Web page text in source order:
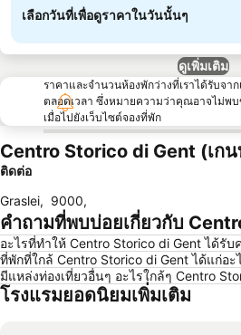
เลือกวันที่เพื่อดูราคาในวันนั้นๆ
ดูเพิ่มเติม
ราคาและจำนวนห้องพักว่างที่เราได้รับจา
ตลอดเวลา ซึ่งหมายความว่าคุณอาจไม่พ
เมื่อไปยังเว็บไซต์จองที่พัก
Centro Storico di Gent (เกน
ติดต่อ
Graslei, 9000,
คำถามที่พบบ่อยเกี่ยวกับ
อะไรที่ทำให้ Centro Storico di Gent ได้รั
ที่พักที่ใกล้ Centro Storico di Gent ได้แก่อะ
มีแหล่งท่องเที่ยวอื่นๆ อะไรใกล้ๆ Centro
โรงแรมยอดนิยมเพิ่มเติม